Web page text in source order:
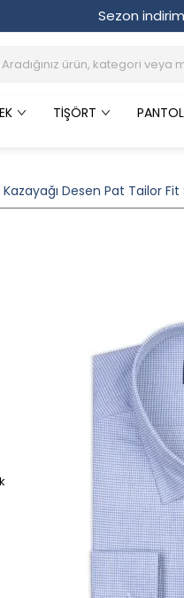
Sezon
TIŞÖRT
Desen Pat Tailor